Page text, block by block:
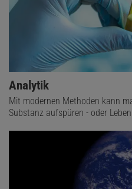
Analytik
Mit modernen Methoden kann
Substanz aufspüren - oder